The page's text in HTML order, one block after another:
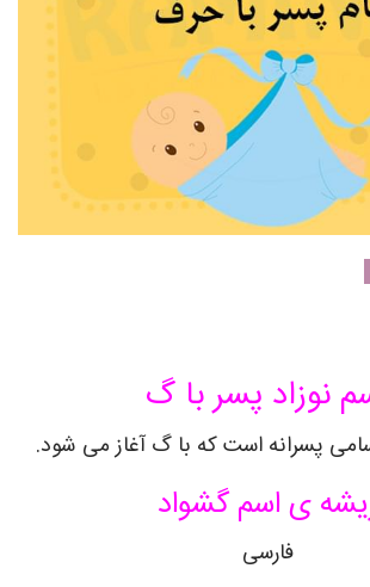
نوزاد پسر با گ
پسرانه است که با گ آغاز می شود.
ی اسم گشواد
فارسی